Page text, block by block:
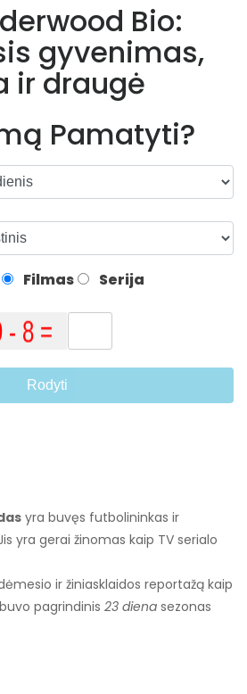
Bio:
gyvenimas,
ir draugė
Pamatyti?
Filmas Serija
Rodyti
yra buvęs futbolininkas ir
yra gerai žinomas kaip TV serialo
ir žiniasklaidos reportažą kaip
pagrindinis 23 diena sezonas